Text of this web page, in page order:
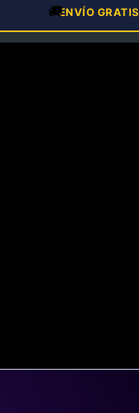
🚚ENVÍO GRATIS